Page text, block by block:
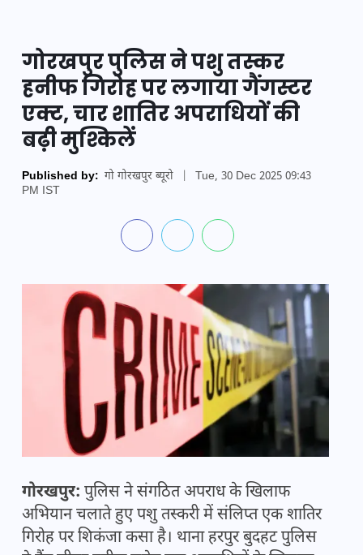
गोरखपुर पुलिस ने पशु तस्कर
हनीफ गिरोह पर लगाया गैंगस्टर
एक्ट, चार शातिर अपराधियों की
बढ़ी मुश्किलें
Published by: गो गोरखपुर ब्यूरो
Tue, 30 Dec 2025 09:43
PM IST
गोरखपुर: पुलिस ने संगठित अपराध के खिलाफ
अभियान चलाते हुए पशु तस्करी में संलिप्त एक शातिर
गिरोह पर शिकंजा कसा है। थाना हरपुर बुदहट पुलिस